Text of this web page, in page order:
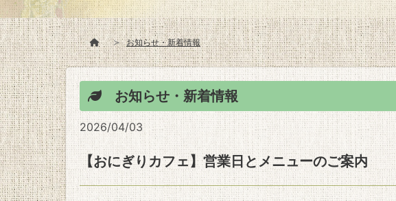
お知らせ・新着情報
お知らせ・新着情報
2026/04/03
【おにぎりカフェ】営業日とメニューのご案内